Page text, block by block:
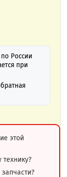
России
при
этой